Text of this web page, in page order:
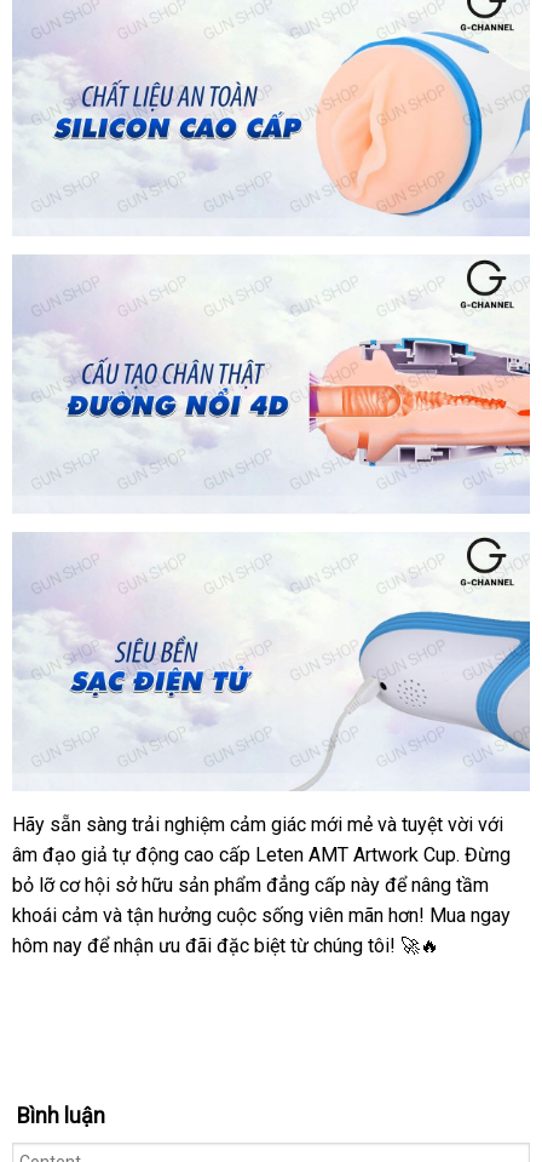
Đạo
Năng
Thích
Mạnh
Mẽ
Hàng
Chính
Hãng
Đạo
Năng
Thích
Mạnh
Mẽ
Hàng
Chính
Hãng
Âm
Đạo
Giả
Leten
Đa
Chính
Hãng
Hãy sẵn sàng trải nghiệm cảm giác mới mẻ và tuyệt vời với
âm đạo giả tự động cao cấp Leten AMT Artwork Cup. Đừng
bỏ lỡ cơ hội sở hữu sản phẩm đẳng cấp này để nâng tầm
khoái cảm và tận hưởng cuộc sống viên mãn hơn! Mua ngay
hôm nay để nhận ưu đãi đặc biệt từ chúng tôi! 🚀🔥
Bình luận